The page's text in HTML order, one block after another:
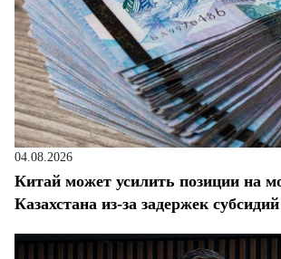
04.08.2026
Китай может усилить позиции на
Казахстана из-за задержек субсидий